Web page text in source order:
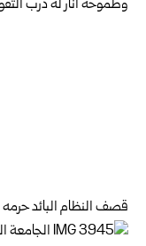
قصف النظام البائد